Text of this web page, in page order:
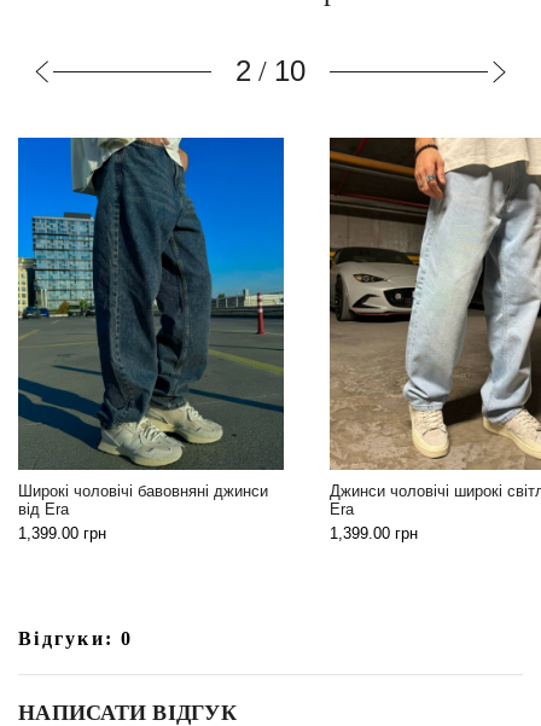
2 / 10
Широкі чоловічі бавовняні джинси
від Era
1,399.00 грн
Джинси чоловічі широкі
Era
1,399.00 грн
Відгуки: 0
НАПИСАТИ ВІДГУК